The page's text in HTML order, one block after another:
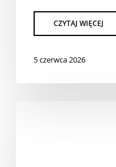
5 czerwca 2026